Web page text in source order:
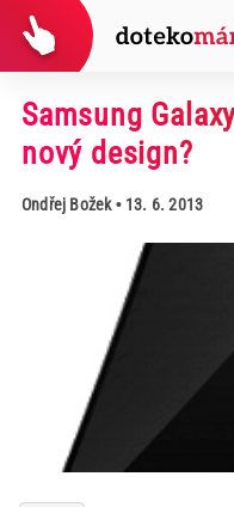
Samsung
nový design?
Ondřej Božek• 13. 6. 2013